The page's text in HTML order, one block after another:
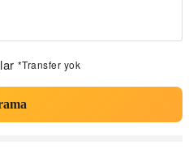
*Transfer yok